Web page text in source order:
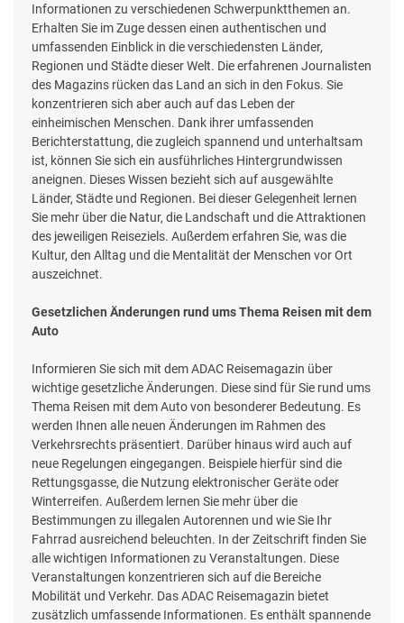
Informationen zu verschiedenen Schwerpunktthemen an.
Erhalten Sie im Zuge dessen einen authentischen und
umfassenden Einblick in die verschiedensten Länder,
Regionen und Städte dieser Welt. Die erfahrenen Journalisten
des Magazins rücken das Land an sich in den Fokus. Sie
konzentrieren sich aber auch auf das Leben der
einheimischen Menschen. Dank ihrer umfassenden
Berichterstattung, die zugleich spannend und unterhaltsam
ist, können Sie sich ein ausführliches Hintergrundwissen
aneignen. Dieses Wissen bezieht sich auf ausgewählte
Länder, Städte und Regionen. Bei dieser Gelegenheit lernen
Sie mehr über die Natur, die Landschaft und die Attraktionen
des jeweiligen Reiseziels. Außerdem erfahren Sie, was die
Kultur, den Alltag und die Mentalität der Menschen vor Ort
auszeichnet.
Gesetzlichen Änderungen rund ums Thema Reisen mit dem
Auto
Informieren Sie sich mit dem ADAC Reisemagazin über
wichtige gesetzliche Änderungen. Diese sind für Sie rund ums
Thema Reisen mit dem Auto von besonderer Bedeutung. Es
werden Ihnen alle neuen Änderungen im Rahmen des
Verkehrsrechts präsentiert. Darüber hinaus wird auch auf
neue Regelungen eingegangen. Beispiele hierfür sind die
Rettungsgasse, die Nutzung elektronischer Geräte oder
Winterreifen. Außerdem lernen Sie mehr über die
Bestimmungen zu illegalen Autorennen und wie Sie Ihr
Fahrrad ausreichend beleuchten. In der Zeitschrift finden Sie
alle wichtigen Informationen zu Veranstaltungen. Diese
Veranstaltungen konzentrieren sich auf die Bereiche
Mobilität und Verkehr. Das ADAC Reisemagazin bietet
zusätzlich umfassende Informationen. Es enthält spannende